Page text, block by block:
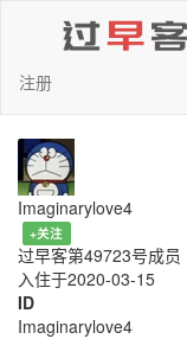
注册
Imaginarylove4
+关注
过早客第49723号成员
入住于2020-03-15
ID
Imaginarylove4